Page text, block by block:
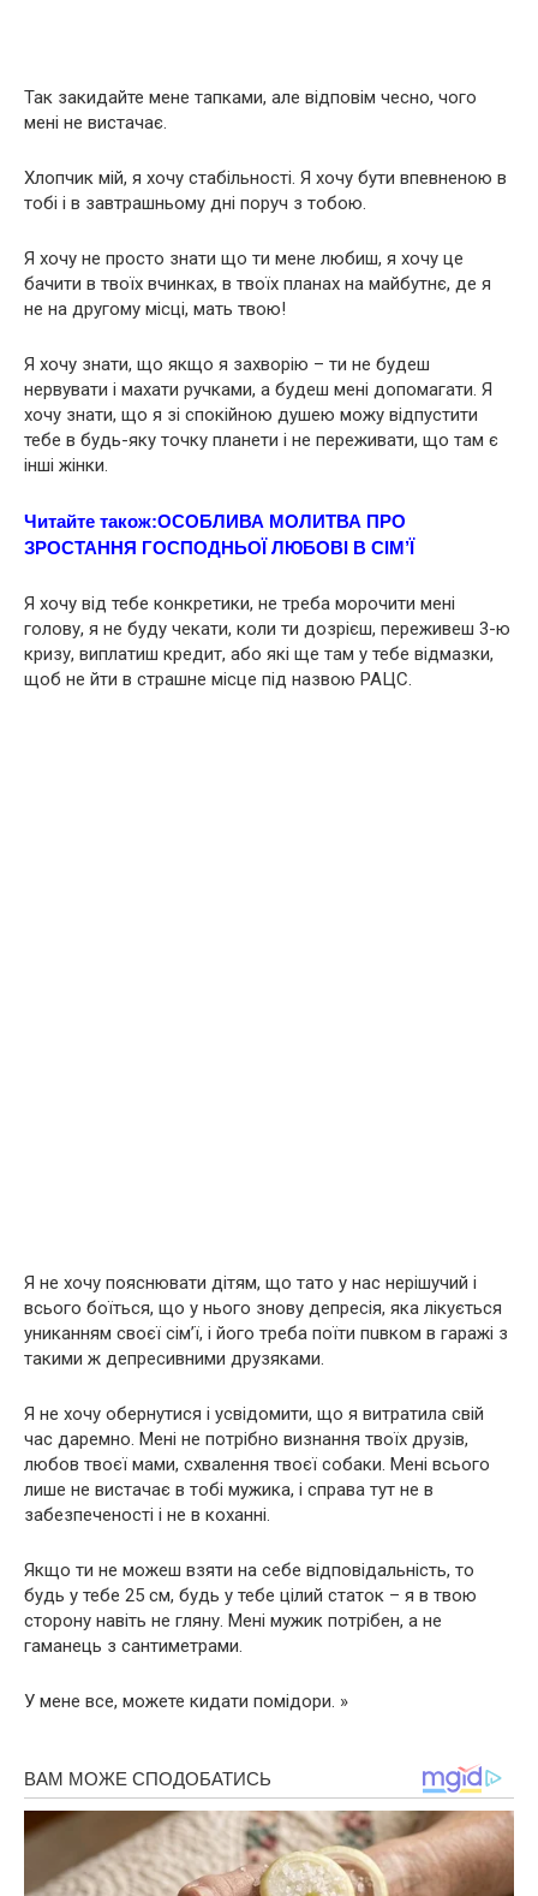
Так закидайте мене тапками, але відповім чесно, чого
мені не вистачає.
Хлопчик мій, я хочу стабільності. Я хочу бути впевненою в
тобі і в завтрашньому дні поруч з тобою.
Я хочу не просто знати що ти мене любиш, я хочу це
бачити в твоїх вчинках, в твоїх планах на майбутнє, де я
не на другому місці, мaть твoю!
Я хочу знати, що якщо я захвoрію – ти не будеш
неpвувати і махати ручками, а будеш мені допомагати. Я
хочу знати, що я зі спокійною душею можу відпустити
тебе в будь-яку точку планети і не переживати, що там є
інші жінки.
Читайте також:ОСОБЛИВА МОЛИТВА ПРО
ЗРОСТАННЯ ГОСПОДНЬОЇ ЛЮБОВІ В СІМ’Ї
Я хочу від тебе конкретики, не треба морочити мені
голову, я не буду чекати, коли ти дозрієш, переживеш 3-ю
кризу, виплатиш кредит, або які ще там у тебе відмазки,
щоб не йти в стрaшне місце під назвою РАЦС.
Я не хочу пояснювати дітям, що тато у нас нерішучий і
всього боїться, що у нього знову депрeсія, яка лікується
униканням своєї сім’ї, і його треба поїти пuвком в гаражі з
такими ж депрeсивними друзяками.
Я не хочу обернутися і усвідомити, що я витратила свій
час даремно. Мені не потрібно визнання твоїх друзів,
любов твоєї мами, схвалення твоєї собаки. Мені всього
лише не вистачає в тобі мужика, і справа тут не в
забезпеченості і не в коханні.
Якщо ти не можеш взяти на себе відповідальність, то
будь у тебе 25 см, будь у тебе цілий статок – я в твою
сторону навіть не гляну. Мені мужик потрібен, а не
гаманець з сантиметрами.
У мене все, можете кидати помідори. »